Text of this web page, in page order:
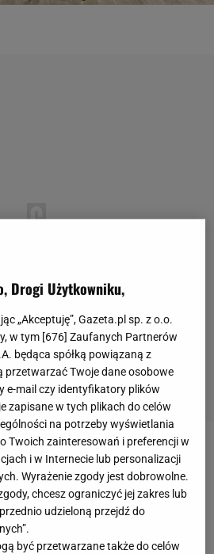
modeli
z najważniejszych mebli w
nim na co dzień i od święta
Jaki wybrać? Prezentujemy
Drogi Użytkowniku,
„Akceptuję”, Gazeta.pl sp. z o.o.
w tym [676] Zaufanych Partnerów
będąca spółką powiązaną z
przetwarzać Twoje dane osobowe
e-mail czy identyfikatory plików
zapisane w tych plikach do celów
na potrzeby wyświetlania
Twoich zainteresowań i preferencji w
i w Internecie lub personalizacji
Wyrażenie zgody jest dobrowolne.
chcesz ograniczyć jej zakres lub
udzieloną przejdź do
być przetwarzane także do celów